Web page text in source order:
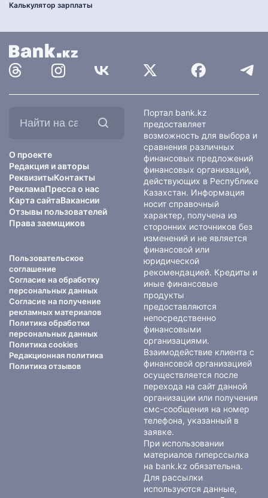
Калькулятор зарплаты
О проекте
Редакция и авторы
РеквизитыКонтакты
РекламаПресса о нас
Карта сайтаВакансии
Отзывы пользователей
Права заемщиков
Пользовательское
соглашение
Согласие на обработку
персональных данных
Согласие на получение
рекламных материалов
Политика обработки
персональных данных
Политика cookies
Редакционная политика
Политика отзывов
Портал bank.kz
предоставляет
возможность для выбора и
сравнения различных
финансовых предложений
финансовых организаций,
действующих в Республике
Казахстан. Информация
носит справочный
характер, получена из
сторонних источников без
изменений и не является
финансовой или
юридической
рекомендацией. Кредиты и
иные финансовые
продукты
предоставляются
непосредственно
финансовыми
организациями.
Взаимодействие клиента с
финансовой организацией
осуществляется после
перехода на сайт данной
организации или получения
смс-сообщения на номер
телефона, указанный в
заявке.
При использовании
материалов гиперссылка
на bank.kz обязательна.
Для рассылки
используются данные,